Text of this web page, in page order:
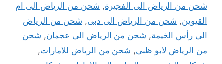
شحن من الرياض الى الفجيرة, شحن من الرياض الى ام
القيوين, شحن من الرياض الى دبى, شحن من الرياض
الى رأس الخيمة, شحن من الرياض الى عجمان, شحن
من الرياض لابو ظبى, شحن من الرياض للامارات,